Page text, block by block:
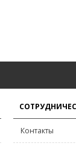
Контакты